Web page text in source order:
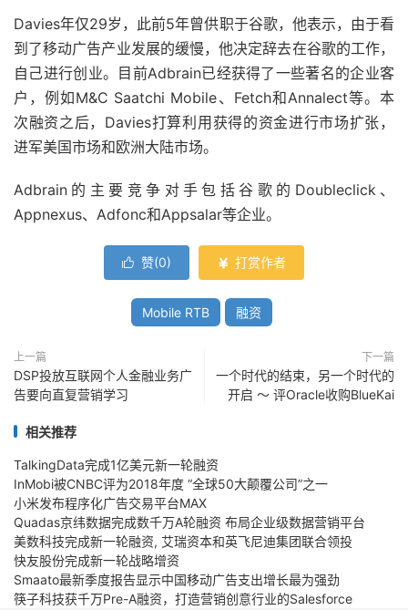
Davies年仅29岁，此前5年曾供职于谷歌，他表示，由于看
到了移动广告产业发展的缓慢，他决定辞去在谷歌的工作，
自己进行创业。目前Adbrain已经获得了一些著名的企业客
户，例如M&C Saatchi Mobile、Fetch和Annalect等。本
次融资之后，Davies打算利用获得的资金进行市场扩张，
进军美国市场和欧洲大陆市场。
Adbrain的主要竞争对手包括谷歌的Doubleclick、
Appnexus、Adfonc和Appsalar等企业。
 赞(0)  打赏作者
Mobile RTB 融资
上一篇
DSP投放互联网个人金融业务广
告要向直复营销学习
下一篇
一个时代的结束，另一个时代的
开启 ～ 评Oracle收购BlueKai
相关推荐
TalkingData完成1亿美元新一轮融资
InMobi被CNBC评为2018年度 “全球50大颠覆公司”之一
小米发布程序化广告交易平台MAX
Quadas京纬数据完成数千万A轮融资 布局企业级数据营销平台
美数科技完成新一轮融资, 艾瑞资本和英飞尼迪集团联合领投
快友股份完成新一轮战略增资
Smaato最新季度报告显示中国移动广告支出增长最为强劲
筷子科技获千万Pre-A融资，打造营销创意行业的Salesforce